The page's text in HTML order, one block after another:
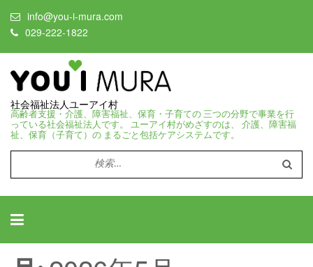
info@you-i-mura.com
029-222-1822
社会福祉法人ユーアイ村
高齢者支援・介護、障害福祉、保育・子育ての 三つの分野で事業を行
っている社会福祉法人です。 ユーアイ村がめざすのは、 介護、障害福
祉、保育（子育て）の まるごと包括ケアシステムです。
検
索: